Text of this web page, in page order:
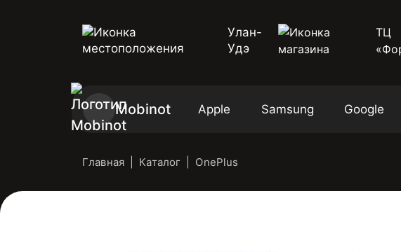
Улан-
Удэ
ТЦ
Mobinot Apple Samsung Google
Главная Каталог OnePlus